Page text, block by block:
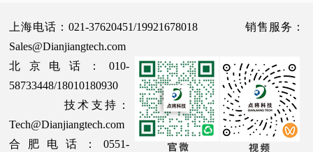
上海电话：021-37620451/19921678018 销售服务：
Sales@Dianjiangtech.com
北京电话：010-
58733448/18010180930
技术支持：
Tech@Dianjiangtech.com
合肥电话：0551-